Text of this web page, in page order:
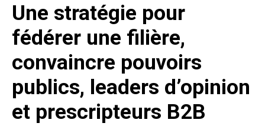
Une stratégie pour
fédérer une filière,
convaincre pouvoirs
publics, leaders d’opinion
et prescripteurs B2B